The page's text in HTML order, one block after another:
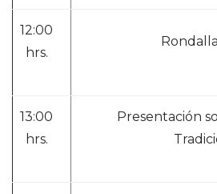
12:00
hrs.
13:00
hrs.
Presentación